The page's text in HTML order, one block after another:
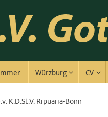
Würzburg CV
K.D.St.V. Ripuaria-Bonn